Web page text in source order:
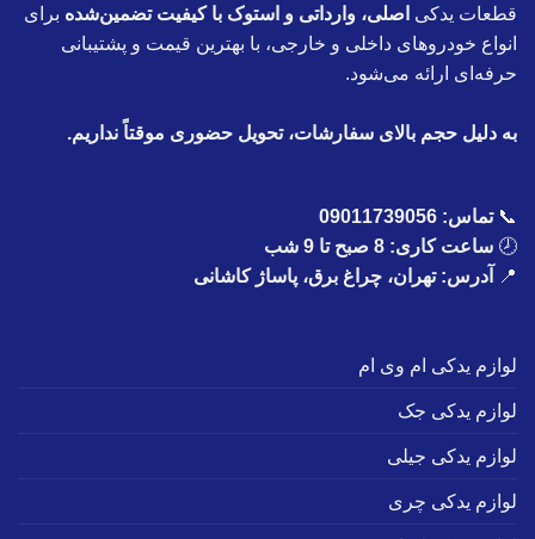
قطعات یدکی اصلی، وارداتی و استوک با کیفیت تضمین‌شده برای
انواع خودروهای داخلی و خارجی، با بهترین قیمت و پشتیبانی
حرفه‌ای ارائه می‌شود.
به دلیل حجم بالای سفارشات، تحویل حضوری موقتاً نداریم.
📞تماس: 09011739056
🕗 ساعت کاری: 8 صبح تا 9 شب
📍
آدرس: تهران، چراغ برق، پاساژ کاشانی
لوازم یدکی ام وی ام
لوازم یدکی جک
لوازم یدکی جیلی
لوازم یدکی چری